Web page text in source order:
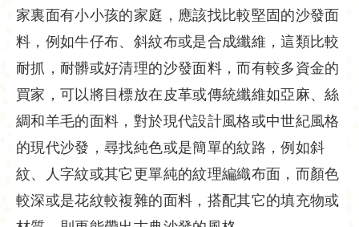
家裏面有小小孩的家庭，應該找比較堅固的沙發面
料，例如牛仔布、斜紋布或是合成纖維，這類比較
耐抓，耐髒或好清理的沙發面料，而有較多資金的
買家，可以將目標放在皮革或傳統纖維如亞麻、絲
綢和羊毛的面料，對於現代設計風格或中世紀風格
的現代沙發，尋找純色或是簡單的紋路，例如斜
紋、人字紋或其它更單純的紋理編織布面，而顏色
較深或是花紋較複雜的面料，搭配其它的填充物或